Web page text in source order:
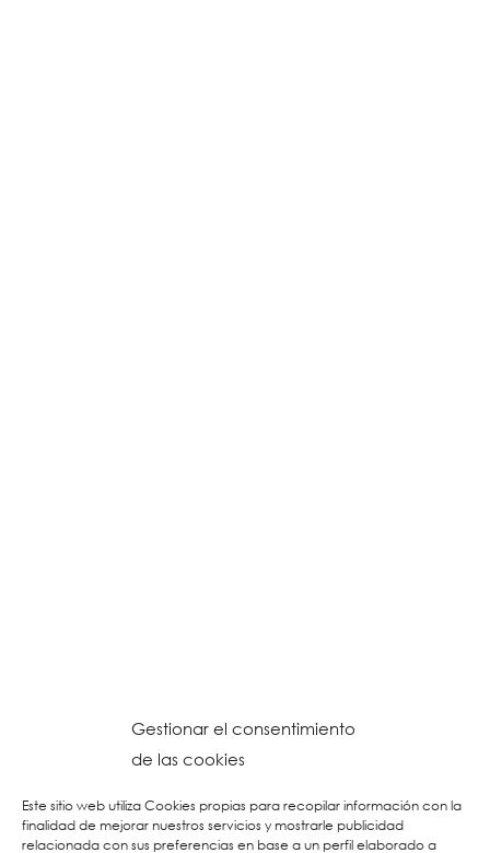
Gestionar el consentimiento
de las cookies
Este sitio web utiliza Cookies propias para recopilar información con la
finalidad de mejorar nuestros servicios y mostrarle publicidad
relacionada con sus preferencias en base a un perfil elaborado a